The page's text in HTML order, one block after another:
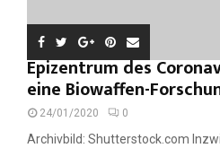
Epizentrum des
eine Biowaffen-
24/01/2020 0
Archivbild: Shutterstock.com